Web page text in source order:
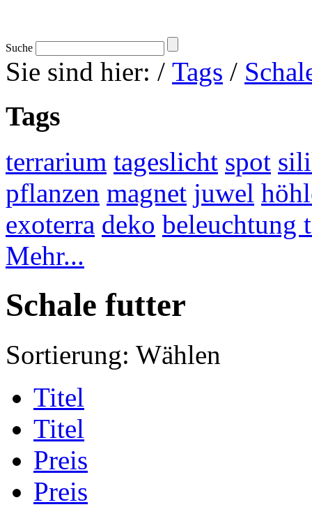
Suche
Sie sind hier: / Tags /
Tags
terrarium tageslicht spot
pflanzen magnet juwel
exoterra deko beleuchtung
Mehr...
Schale futter
Sortierung: Wählen
Titel
Titel
Preis
Preis